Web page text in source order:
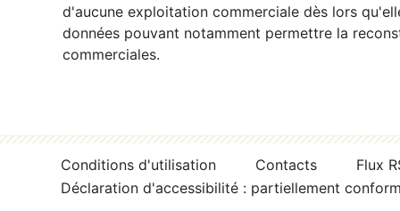
d'aucune exploitation commerciale dès lors
données pouvant notamment permettre la
commerciales.
Conditions d'utilisation Contacts
Flux
Déclaration d'accessibilité : partiellement